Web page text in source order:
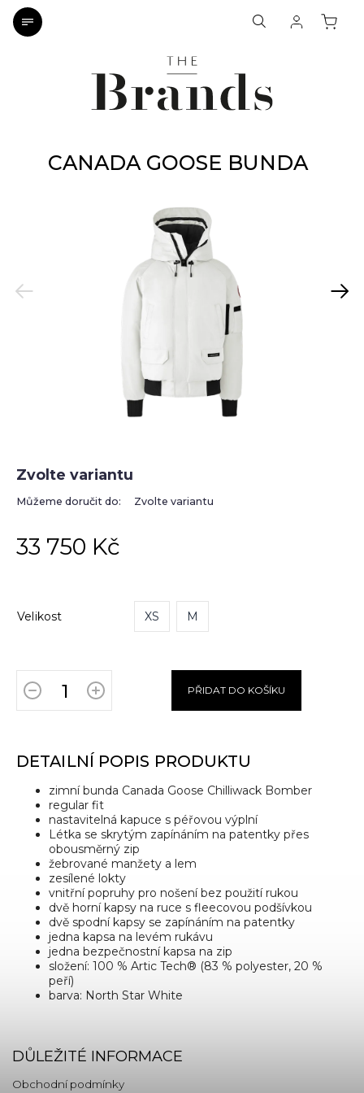
CANADA GOOSE BUNDA
Previous Next
Velikost XS M
33 750 Kč
Zvolte variantu
Můžeme doručit do: Zvolte variantu
PŘIDAT DO KOŠÍKU
DETAILNÍ POPIS PRODUKTU
zimní bunda Canada Goose Chilliwack Bomber
regular fit
nastavitelná kapuce s péřovou výplní
Létka se skrytým zapínáním na patentky přes
obousměrný zip
žebrované manžety a lem
zesílené lokty
vnitřní popruhy pro nošení bez použití rukou
dvě horní kapsy na ruce s fleecovou podšívkou
dvě spodní kapsy se zapínáním na patentky
jedna kapsa na levém rukávu
jedna bezpečnostní kapsa na zip
složení: 100 % Artic Tech® (83 % polyester, 20 %
peří)
barva: North Star White
DŮLEŽITÉ INFORMACE
Obchodní podmínky